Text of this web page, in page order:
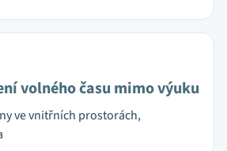
volného času mimo výuku
ve vnitřních prostorách,